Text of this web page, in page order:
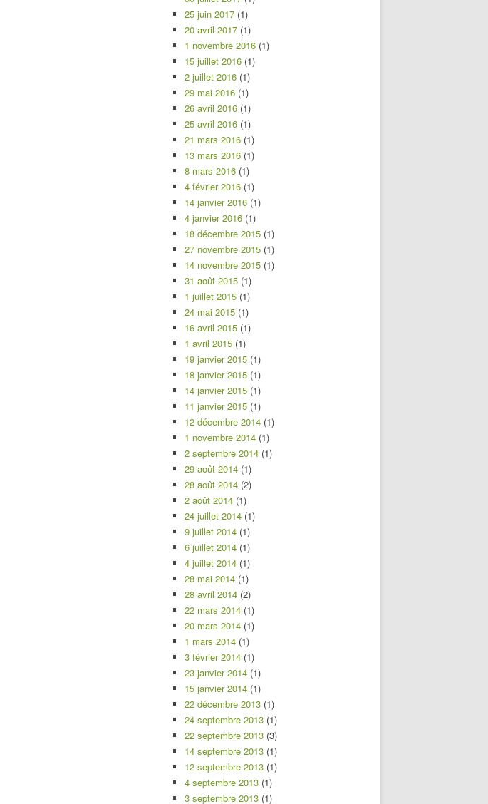
25 juin 2017 (1)
20 avril 2017 (1)
1 novembre 2016 (1)
15 juillet 2016 (1)
2 juillet 2016 (1)
29 mai 2016 (1)
26 avril 2016 (1)
25 avril 2016 (1)
21 mars 2016 (1)
13 mars 2016 (1)
8 mars 2016 (1)
4 février 2016 (1)
14 janvier 2016 (1)
4 janvier 2016 (1)
18 décembre 2015 (1)
27 novembre 2015 (1)
14 novembre 2015 (1)
31 août 2015 (1)
1 juillet 2015 (1)
24 mai 2015 (1)
16 avril 2015 (1)
1 avril 2015 (1)
19 janvier 2015 (1)
18 janvier 2015 (1)
14 janvier 2015 (1)
11 janvier 2015 (1)
12 décembre 2014 (1)
1 novembre 2014 (1)
2 septembre 2014 (1)
29 août 2014 (1)
28 août 2014 (2)
2 août 2014 (1)
24 juillet 2014 (1)
9 juillet 2014 (1)
6 juillet 2014 (1)
4 juillet 2014 (1)
28 mai 2014 (1)
28 avril 2014 (2)
22 mars 2014 (1)
20 mars 2014 (1)
1 mars 2014 (1)
3 février 2014 (1)
23 janvier 2014 (1)
15 janvier 2014 (1)
22 décembre 2013 (1)
24 septembre 2013 (1)
22 septembre 2013 (3)
14 septembre 2013 (1)
12 septembre 2013 (1)
4 septembre 2013 (1)
3 septembre 2013 (1)